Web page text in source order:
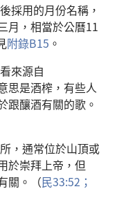
後採用的月份名稱 ，
月 ， 相當於公曆11
附錄B15 。
看來源自
思是酒榨 ， 有些人
跟釀酒有關的歌 。
， 通常位於山頂或
於崇拜上帝 ， 但
關 。（民33:52；